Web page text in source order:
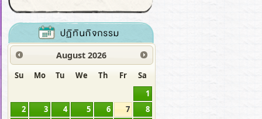
August 2026
Su Mo Tu We Th Fr
Sa
1
2
3 4 5 6 7
8